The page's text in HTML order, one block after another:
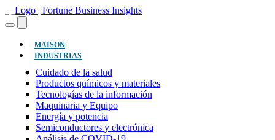
MAISON(ACTUAL)
INDUSTRIAS
Cuidado de la salud
Productos químicos y materiales
Tecnologías de la información
Maquinaria y Equipo
Energía y potencia
Semiconductores y electrónica